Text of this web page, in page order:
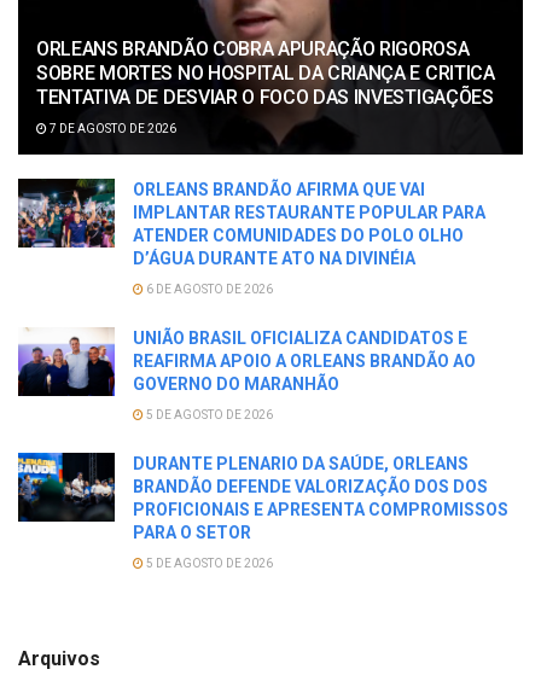
ORLEANS BRANDÃO COBRA APURAÇÃO RIGOROSA
SOBRE MORTES NO HOSPITAL DA CRIANÇA E CRITICA
TENTATIVA DE DESVIAR O FOCO DAS INVESTIGAÇÕES
7 DE AGOSTO DE 2026
ORLEANS BRANDÃO AFIRMA QUE VAI
IMPLANTAR RESTAURANTE POPULAR PARA
ATENDER COMUNIDADES DO POLO OLHO
D’ÁGUA DURANTE ATO NA DIVINÉIA
6 DE AGOSTO DE 2026
UNIÃO BRASIL OFICIALIZA CANDIDATOS E
REAFIRMA APOIO A ORLEANS BRANDÃO AO
GOVERNO DO MARANHÃO
5 DE AGOSTO DE 2026
DURANTE PLENARIO DA SAÚDE, ORLEANS
BRANDÃO DEFENDE VALORIZAÇÃO DOS DOS
PROFICIONAIS E APRESENTA COMPROMISSOS
PARA O SETOR
5 DE AGOSTO DE 2026
Arquivos